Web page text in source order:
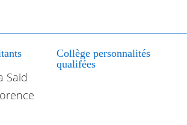
Said
Collège personnalités
qualifées